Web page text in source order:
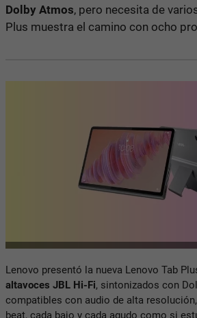
Dolby Atmos, pero necesita de
Plus muestra el camino con ocho
Lenovo presentó la nueva Lenovo Tab
altavoces JBL Hi-Fi, sintonizados con
compatibles con audio de alta
beat, cada bajo y cada agudo como si